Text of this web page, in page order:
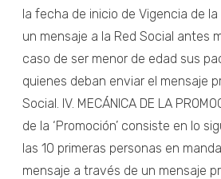
la fecha de inicio de Vigencia de
un mensaje a la Red Social antes
caso de ser menor de edad sus
quienes deban enviar el mensaje
Social. IV. MECÁNICA DE LA
de la ‘Promoción’ consiste en lo
las 10 primeras personas en
mensaje a través de un mensaje